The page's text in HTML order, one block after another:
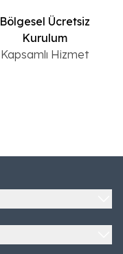
Bölgesel Ücretsiz
Kurulum
Kapsamlı Hizmet